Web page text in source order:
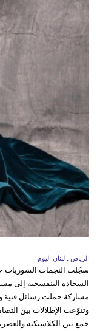
الرياض ـ لبنان اليوم
السجادة البنفسجية إلى
مشاركة حملت رسائل فنية
وتنوّعت الإطلالات بين
جمع بين الكلاسيكية